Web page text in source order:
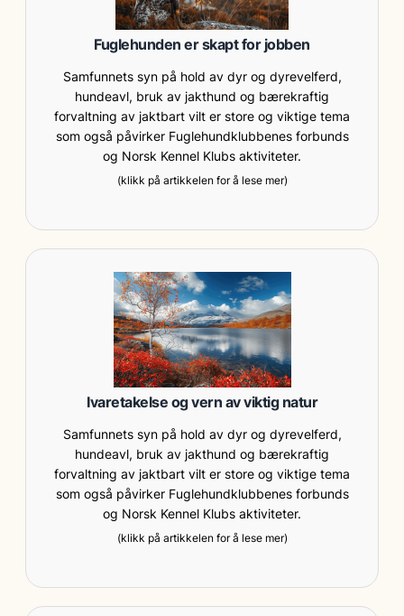
Fuglehunden er skapt for jobben
Samfunnets syn på hold av dyr og dyrevelferd,
hundeavl, bruk av jakthund og bærekraftig
forvaltning av jaktbart vilt er store og viktige tema
som også påvirker Fuglehundklubbenes forbunds
og Norsk Kennel Klubs aktiviteter.
(klikk på artikkelen for å lese mer)
Ivaretakelse og vern av viktig natur
Samfunnets syn på hold av dyr og dyrevelferd,
hundeavl, bruk av jakthund og bærekraftig
forvaltning av jaktbart vilt er store og viktige tema
som også påvirker Fuglehundklubbenes forbunds
og Norsk Kennel Klubs aktiviteter.
(klikk på artikkelen for å lese mer)